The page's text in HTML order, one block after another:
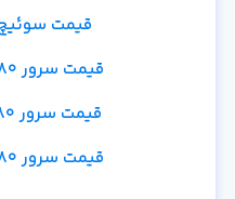
قیمت سوئیچ
قیمت سرور g12 dl380
قیمت سرور g11 dl380
قیمت سرور g10 dl380